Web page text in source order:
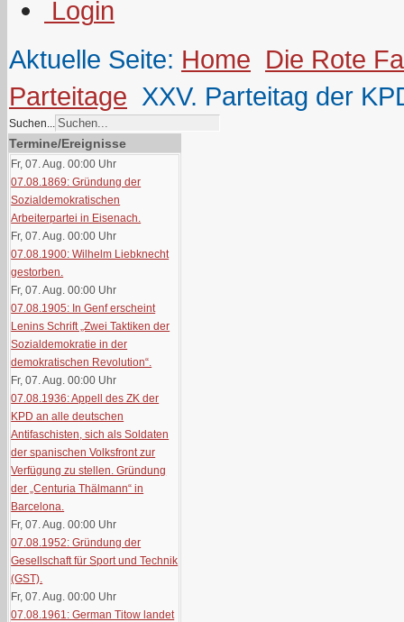
Aktuelle Seite: Home Die Rote
Parteitage XXV. Parteitag der
Suchen...
Termine/Ereignisse
Fr, 07. Aug. 00:00 Uhr
07.08.1869: Gründung der
Sozialdemokratischen
Arbeiterpartei in Eisenach.
Fr, 07. Aug. 00:00 Uhr
07.08.1900: Wilhelm Liebknecht
gestorben.
Fr, 07. Aug. 00:00 Uhr
07.08.1905: In Genf erscheint
Lenins Schrift „Zwei Taktiken der
Sozialdemokratie in der
demokratischen Revolution“.
Fr, 07. Aug. 00:00 Uhr
07.08.1936: Appell des ZK der
KPD an alle deutschen
Antifaschisten, sich als Soldaten
der spanischen Volksfront zur
Verfügung zu stellen. Gründung
der „Centuria Thälmann“ in
Barcelona.
Fr, 07. Aug. 00:00 Uhr
07.08.1952: Gründung der
Gesellschaft für Sport und Technik
(GST).
Fr, 07. Aug. 00:00 Uhr
07.08.1961: German Titow landet